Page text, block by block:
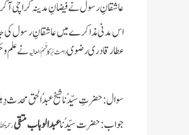
عاشقانِ رسول نےفیضانِ مدینہ کراچی
اس مدنی مذاکرے میں عاشقانِ رسول کی
عطار قادری رضویدامت بَرَکَاتُہمُ العالیہنے علم
سوال:حضرتِ سیِّدُنا شیخ عبدُالحق محدث
جواب:حضرت سیِّدُناعبدالوہاب متقیرحمۃُ